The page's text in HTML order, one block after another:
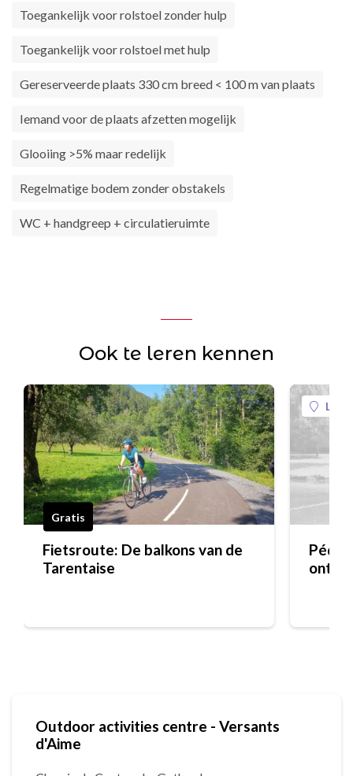
Toegankelijk voor rolstoel zonder hulp
Toegankelijk voor rolstoel met hulp
Gereserveerde plaats 330 cm breed < 100 m van plaats
Iemand voor de plaats afzetten mogelijk
Glooiing >5% maar redelijk
Regelmatige bodem zonder obstakels
WC + handgreep + circulatieruimte
Ook te leren kennen
Gratis
Fietsroute: De balkons van de
Tarentaise
La
Outdoor activities centre - Versants
d'Aime